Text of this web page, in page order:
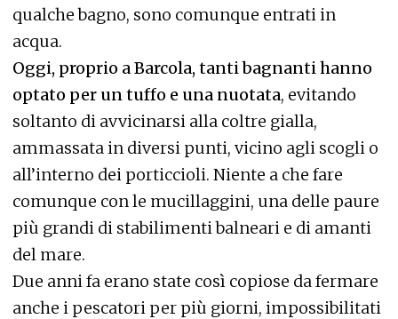
qualche bagno, sono comunque entrati in
acqua.
Oggi, proprio a Barcola, tanti bagnanti hanno
optato per un tuffo e una nuotata, evitando
soltanto di avvicinarsi alla coltre gialla,
ammassata in diversi punti, vicino agli scogli o
all’interno dei porticcioli. Niente a che fare
comunque con le mucillaggini, una delle paure
più grandi di stabilimenti balneari e di amanti
del mare.
Due anni fa erano state così copiose da fermare
anche i pescatori per più giorni, impossibilitati